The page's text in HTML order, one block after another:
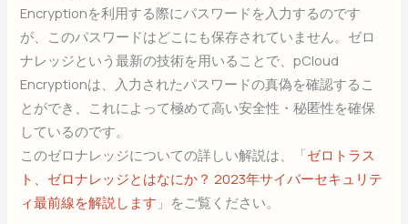
Encryptionを利用する際にパスワードを入力するのです
が、このパスワードはどこにも保存されていません。ゼロ
ナレッジという最新の技術を用いることで、pCloud
Encryptionは、入力されたパスワードの真偽を確認するこ
とができ、これによって極めて高い安全性・秘匿性を確保
しているのです。
このゼロナレッジについての詳しい解説は、「ゼロトラス
ト、ゼロナレッジとはなにか？ 2023年サイバーセキュリテ
ィ最前線を解説します 」をご覧ください。